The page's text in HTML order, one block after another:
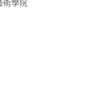
術學院